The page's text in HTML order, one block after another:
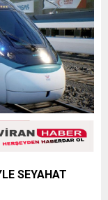
SEYAHAT